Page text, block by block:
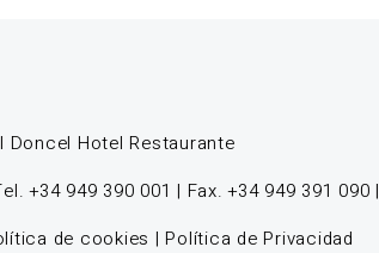
Doncel Hotel Restaurante
+34 949 390 001 | Fax. +34 949 391 090 |
de cookies |Política de Privacidad